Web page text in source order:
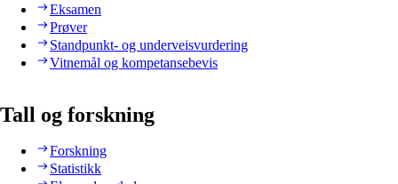
Eksamen
Prøver
Standpunkt- og underveisvurdering
Vitnemål og kompetansebevis
Tall og forskning
Forskning
Statistikk